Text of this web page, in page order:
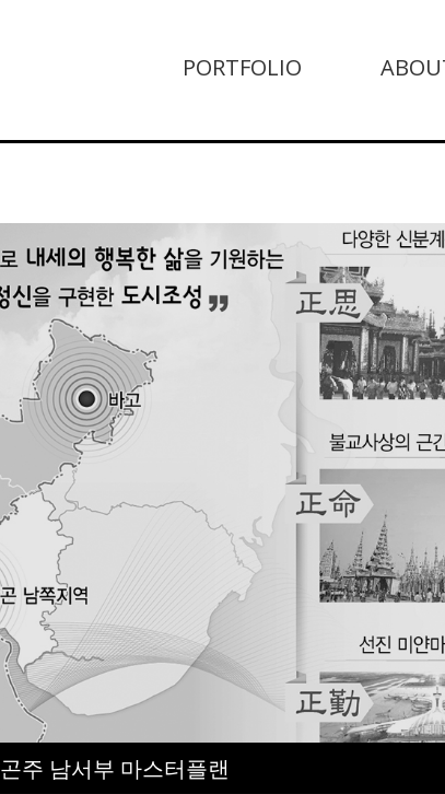
PORTFOLIO
주 남서부 마스터플랜